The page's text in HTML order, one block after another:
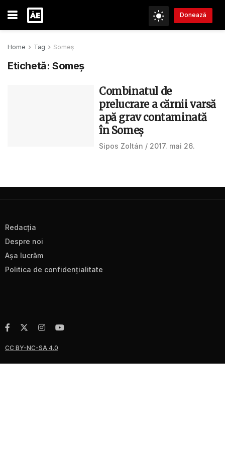
Donează
Home Tag Someş
Etichetă: Someş
Combinatul de
prelucrare a cărnii varsă
apă grav contaminată
în Someş
Sipos Zoltán 2017. mai 26.
Redacţia
Despre noi
Aşa lucrăm
Politica de confidenţialitate
CC BY-NC-SA 4.0